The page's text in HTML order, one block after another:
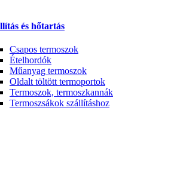
és hőtartás
Csapos termoszok
Ételhordók
Műanyag termoszok
Oldalt töltött termoportok
Termoszok, termoszkannák
Termoszsákok szállításhoz